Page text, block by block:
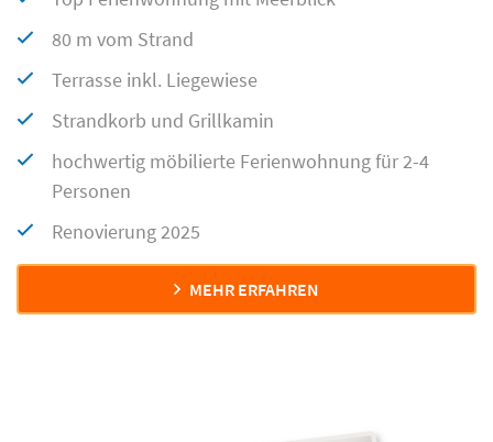
80 m vom Strand
Terrasse inkl. Liegewiese
Strandkorb und Grillkamin
hochwertig möbilierte Ferienwohnung für 2-4
Personen
Renovierung 2025
MEHR ERFAHREN